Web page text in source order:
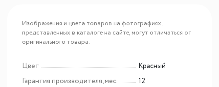
Изображения и цвета товаров на фотографиях,
представленных в каталоге на сайте, могут отличаться от
оригинального товара.
Цвет
Красный
Гарантия производителя, мес
12